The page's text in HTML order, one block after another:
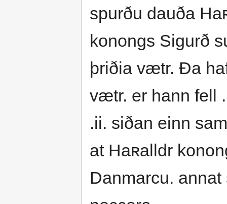
spurðu dauða
konongs Sigurð
þriðia vætr. Ða
vætr. er hann fell
.ii. siðan einn
at Haʀalldr
Danmarcu.